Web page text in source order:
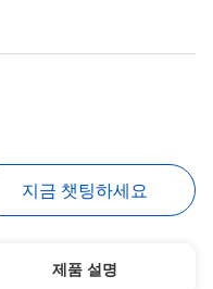
지금 챗팅하세요
제품 설명